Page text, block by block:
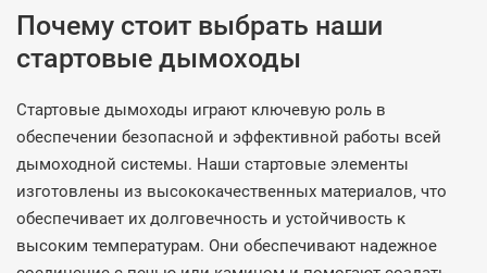
Почему стоит выбрать наши
стартовые дымоходы
Стартовые дымоходы играют ключевую роль в
обеспечении безопасной и эффективной работы всей
дымоходной системы. Наши стартовые элементы
изготовлены из высококачественных материалов, что
обеспечивает их долговечность и устойчивость к
высоким температурам. Они обеспечивают надежное